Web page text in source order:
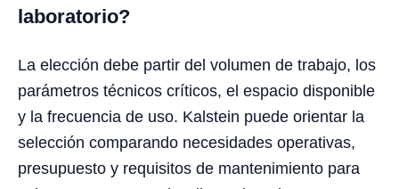
laboratorio?
La elección debe partir del volumen de trabajo, los
parámetros técnicos críticos, el espacio disponible
y la frecuencia de uso. Kalstein puede orientar la
selección comparando necesidades operativas,
presupuesto y requisitos de mantenimiento para